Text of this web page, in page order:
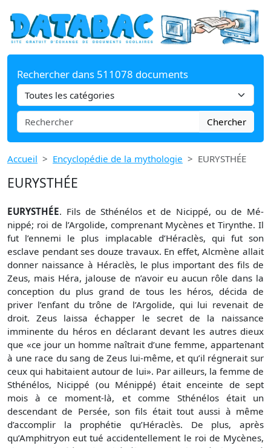
Rechercher dans 511078 documents
Chercher
Accueil Encyclopédie de la mythologie EURYSTHÉE
EURYSTHÉE
EURYSTHÉE. Fils de Sthénélos et de Nicippé, ou de Mé-
nippé; roi de l’Argolide, comprenant Mycènes et Tirynthe. Il
fut l’ennemi le plus implacable d’Héraclès, qui fut son
esclave pendant ses douze travaux. En effet, Alcmène allait
donner naissance à Héraclès, le plus important des fils de
Zeus, mais Héra, jalouse de n’avoir eu aucun rôle dans la
conception du plus grand de tous les héros, décida de
priver l’enfant du trône de l’Argolide, qui lui revenait de
droit. Zeus laissa échapper le secret de la naissance
imminente du héros en déclarant devant les autres dieux
que «ce jour un homme naîtrait d’une femme, appartenant
à une race du sang de Zeus lui-même, et qu’il régnerait sur
ceux qui habitaient autour de lui». Par ailleurs, la femme de
Sthénélos, Nicippé (ou Ménippé) était enceinte de sept
mois à ce moment-là, et comme Sthénélos était un
descendant de Persée, son fils était tout aussi à même
d’accomplir la prophétie qu’Héraclès. De plus, après
qu’Amphitryon eut tué accidentellement le roi de Mycènes,